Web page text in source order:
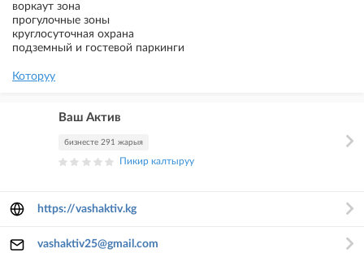
воркаут зона
прогулочные зоны
круглосуточная охрана
подземный и гостевой паркинги
Которуу
Ваш Актив
бизнесте 291 жарыя
Пикир калтыруу
https://vashaktiv.kg
vashaktiv25@gmail.com